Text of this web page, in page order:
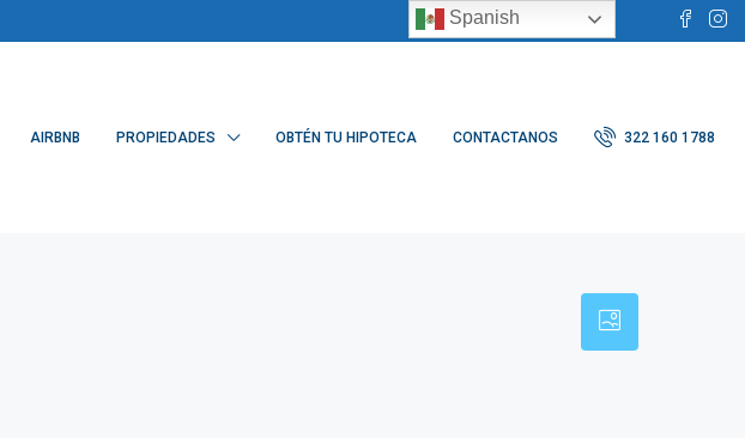
AIRBNB PROPIEDADES OBTÉN TU HIPOTECA CONTACTANOS 322 160 1788
Spanish